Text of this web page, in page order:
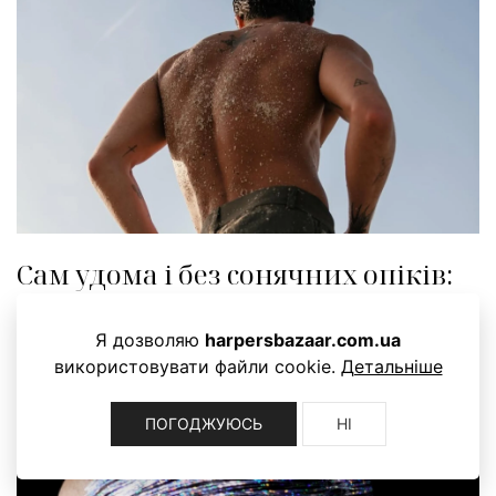
Сам удома і без сонячних опіків:
найелегантніший спосіб нанести
SPF на спину
Я дозволяю harpersbazaar.com.ua
використовувати файли cookie. Детальніше
ПОГОДЖУЮСЬ НІ